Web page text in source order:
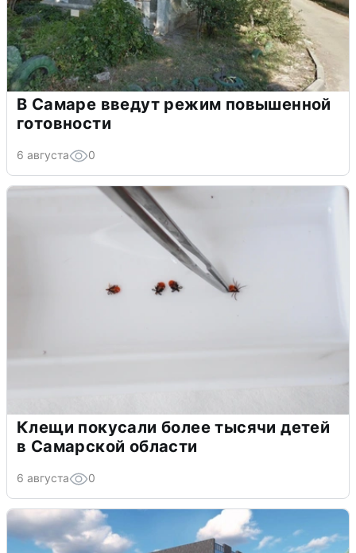
В Самаре введут режим повышенной
готовности
6 августа 0
Клещи покусали более тысячи детей
в Самарской области
6 августа 0